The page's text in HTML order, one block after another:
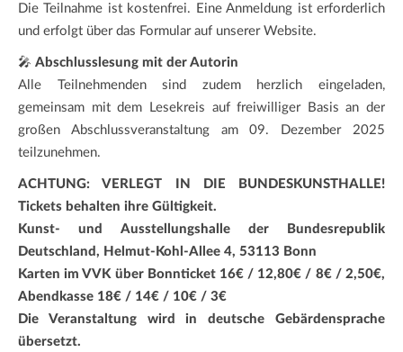
Die Teilnahme ist kostenfrei. Eine Anmeldung ist erforderlich
und erfolgt über das Formular auf unserer Website.
🎤 Abschlusslesung mit der Autorin
Alle Teilnehmenden sind zudem herzlich eingeladen,
gemeinsam mit dem Lesekreis auf freiwilliger Basis an der
großen Abschlussveranstaltung am 09. Dezember 2025
teilzunehmen.
ACHTUNG: VERLEGT IN DIE BUNDESKUNSTHALLE!
Tickets behalten ihre Gültigkeit.
Kunst- und Ausstellungshalle der Bundesrepublik
Deutschland, Helmut-Kohl-Allee 4, 53113 Bonn
Karten im VVK über Bonnticket 16€ / 12,80€ / 8€ / 2,50€,
Abendkasse 18€ / 14€ / 10€ / 3€
Die Veranstaltung wird in deutsche Gebärdensprache
übersetzt.